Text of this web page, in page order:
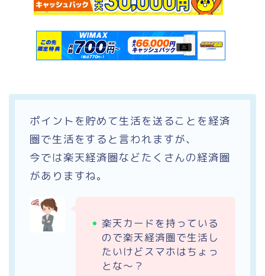
ポイントを貯めて生活を送ることを経済
圏で生活をすると言われますが、
今では楽天経済圏などたくさんの経済圏
がありますね。
楽天カードを持っている
ので楽天経済圏で生活し
たいけどスマホはちょっ
とな〜？